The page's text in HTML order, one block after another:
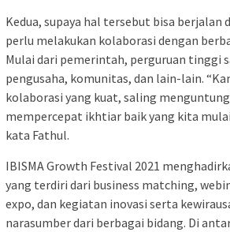
Kedua, supaya hal tersebut bisa berjalan
perlu melakukan kolaborasi dengan
Mulai dari pemerintah, perguruan tinggi
pengusaha, komunitas, dan lain-lain.
kolaborasi yang kuat, saling
mempercepat ikhtiar baik yang kita
kata Fathul.
IBISMA Growth Festival 2021
yang terdiri dari business matching,
expo, dan kegiatan inovasi serta
narasumber dari berbagai bidang. Di